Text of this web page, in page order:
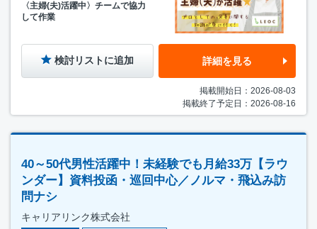
〈主婦(夫)活躍中〉チームで協力
して作業
検討リストに追加 詳細を見る
掲載開始日：2026-08-03
掲載終了予定日：2026-08-16
40～50代男性活躍中！未経験でも月給33万【ラウ
ンダー】資料投函・巡回中心／ノルマ・飛込み訪
問ナシ
キャリアリンク株式会社